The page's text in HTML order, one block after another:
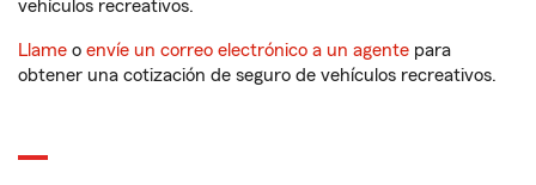
vehículos recreativos.
Llame o envíe un correo electrónico a un agente para
obtener una cotización de seguro de vehículos recreativos.